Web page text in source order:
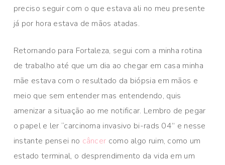
preciso seguir com o que estava ali no meu presente
já por hora estava de mãos atadas.
Retornando para Fortaleza, segui com a minha rotina
de trabalho até que um dia ao chegar em casa minha
mãe estava com o resultado da biópsia em mãos e
meio que sem entender mas entendendo, quis
amenizar a situação ao me notificar. Lembro de pegar
o papel e ler “carcinoma invasivo bi-rads 04” e nesse
instante pensei no câncer como algo ruim, como um
estado terminal, o desprendimento da vida em um